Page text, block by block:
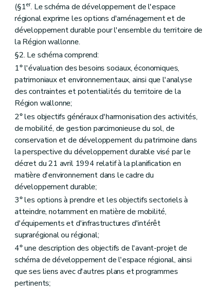
Art. 325
Art. 326
Art. 327
Sous-section 2 Des demandes ne nécessitant pas l'avis conforme du fonctionnaire délégué
Art. 328
Sous-section 3
Art. 329
Chapitre XI (Des demandes de permis d'urbanisme, de permis de lotir et de certificats d'urbanisme soumises à une enquête publique et des modalités de ces enquêtes publiques
Section première Des demandes de permis d'urbanisme, de permis de lotir et de certificats d'urbanisme soumises à une enquête publique
Art. 330
Art. 331
Section 2
Art. 332
Art. 333
Art. 334
Art. 335
Art. 336
Art. 337
Art. 338
Art. 339
Art. 340
Art. 341
Art. 342
Art. 343
Art. 344 à 380
Chapitre XII (De la forme des décisions prises, en matière de permis d'urbanisme, de permis d'urbanisation et de modifications de permis d'urbanisation et de permis de lotir par le collège communal – AGW du 3 juin 2010, art. 1
Art. 381
Art. 382
Art. 383
Chapitre XIII (De la forme des décisions prises, en matière de permis d'urbanisme, de permis d'urbanisation et de modifications de permis d'urbanisation et de permis de lotir, en application de l'article
118
(§1er. Le schéma de développement de l'espace
régional exprime les options d'aménagement et de
développement durable pour l'ensemble du territoire de
la Région wallonne.
§2. Le schéma comprend:
1° l'évaluation des besoins sociaux, économiques,
patrimoniaux et environnementaux, ainsi que l'analyse
des contraintes et potentialités du territoire de la
Région wallonne;
2° les objectifs généraux d'harmonisation des activités,
de mobilité, de gestion parcimonieuse du sol, de
conservation et de développement du patrimoine dans
la perspective du développement durable visé par le
décret du 21 avril 1994 relatif à la planification en
matière d'environnement dans le cadre du
développement durable;
3° les options à prendre et les objectifs sectoriels à
atteindre, notamment en matière de mobilité,
d'équipements et d'infrastructures d'intérêt
suprarégional ou régional;
4° une description des objectifs de l'avant-projet de
schéma de développement de l'espace régional, ainsi
que ses liens avec d'autres plans et programmes
pertinents;